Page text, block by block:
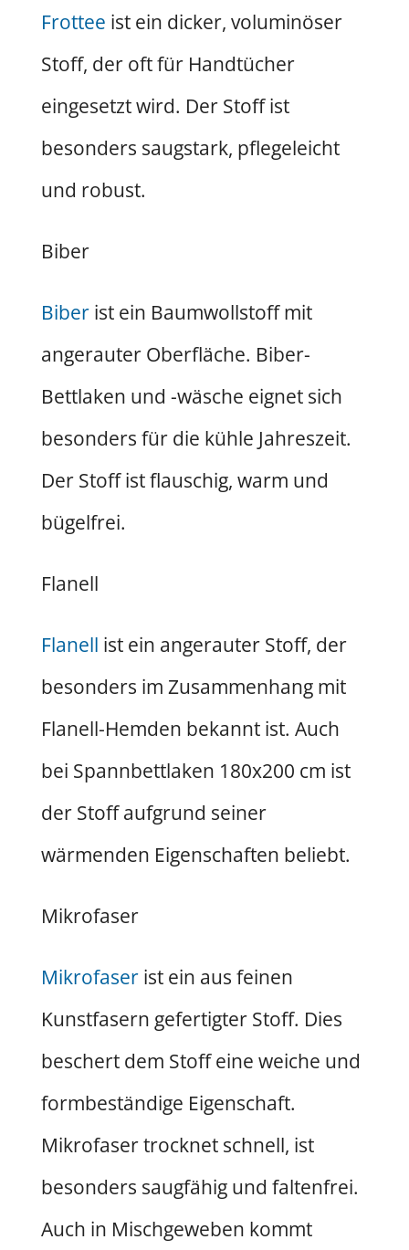
Frottee ist ein dicker, voluminöser
Stoff, der oft für Handtücher
eingesetzt wird. Der Stoff ist
besonders saugstark, pflegeleicht
und robust.
Biber
Biberist ein Baumwollstoff mit
angerauter Oberfläche. Biber-
Bettlaken und -wäsche eignet sich
besonders für die kühle Jahreszeit.
Der Stoff ist flauschig, warm und
bügelfrei.
Flanell
Flanell ist ein angerauter Stoff, der
besonders im Zusammenhang mit
Flanell-Hemden bekannt ist. Auch
bei Spannbettlaken 180x200 cm ist
der Stoff aufgrund seiner
wärmenden Eigenschaften beliebt.
Mikrofaser
Mikrofaserist ein aus feinen
Kunstfasern gefertigter Stoff. Dies
beschert dem Stoff eine weiche und
formbeständige Eigenschaft.
Mikrofaser trocknet schnell, ist
besonders saugfähig und faltenfrei.
Auch in Mischgeweben kommt